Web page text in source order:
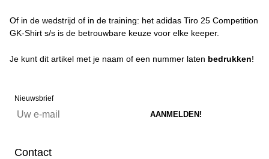
Of in de wedstrijd of in de training: het adidas Tiro 25 Competition
GK-Shirt s/s is de betrouwbare keuze voor elke keeper.
Je kunt dit artikel met je naam of een nummer laten bedrukken!
Nieuwsbrief
Contact